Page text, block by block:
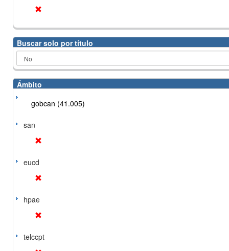
Buscar solo por título
Ámbito
gobcan (41.005)
san
eucd
hpae
telccpt